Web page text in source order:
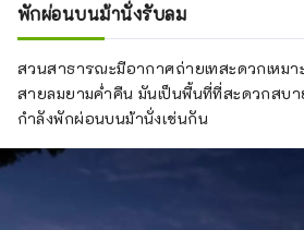
พักผ่อนบนม้านั่งรับลม
สวนสาธารณะมีอากาศถ่ายเทสะดวกเหมา
สายลมยามค่ำคืน มันเป็นพื้นที่ที่สะดวกสบ
กำลังพักผ่อนบนม้านั่งเช่นกัน